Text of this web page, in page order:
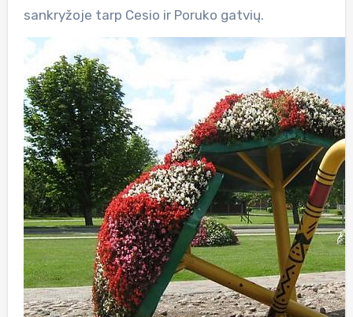
sankryžoje tarp Cesio ir Poruko gatvių.